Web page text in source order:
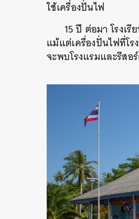
ใช้เครื่องปั่นไฟ
15 ปี ต่อมา โรงเ
แม้แต่เครื่องปั่นไฟที่โร
จะพบโรงแรมและรีส